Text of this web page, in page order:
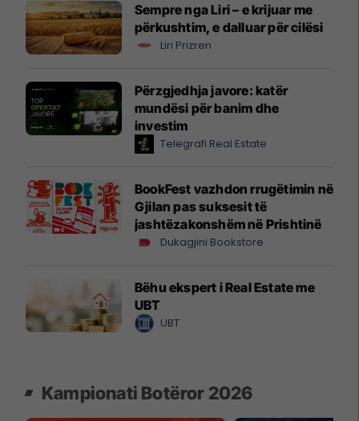
Sempre nga Liri – e krijuar me
përkushtim, e dalluar për cilësi
Liri Prizren
Përzgjedhja javore: katër
mundësi për banim dhe
investim
Telegrafi Real Estate
BookFest vazhdon rrugëtimin në
Gjilan pas suksesit të
jashtëzakonshëm në Prishtinë
Dukagjini Bookstore
Bëhu ekspert i Real Estate me
UBT
UBT
Kampionati Botëror 2026